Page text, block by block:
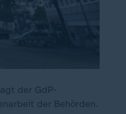
der GdP-
der Behörden.